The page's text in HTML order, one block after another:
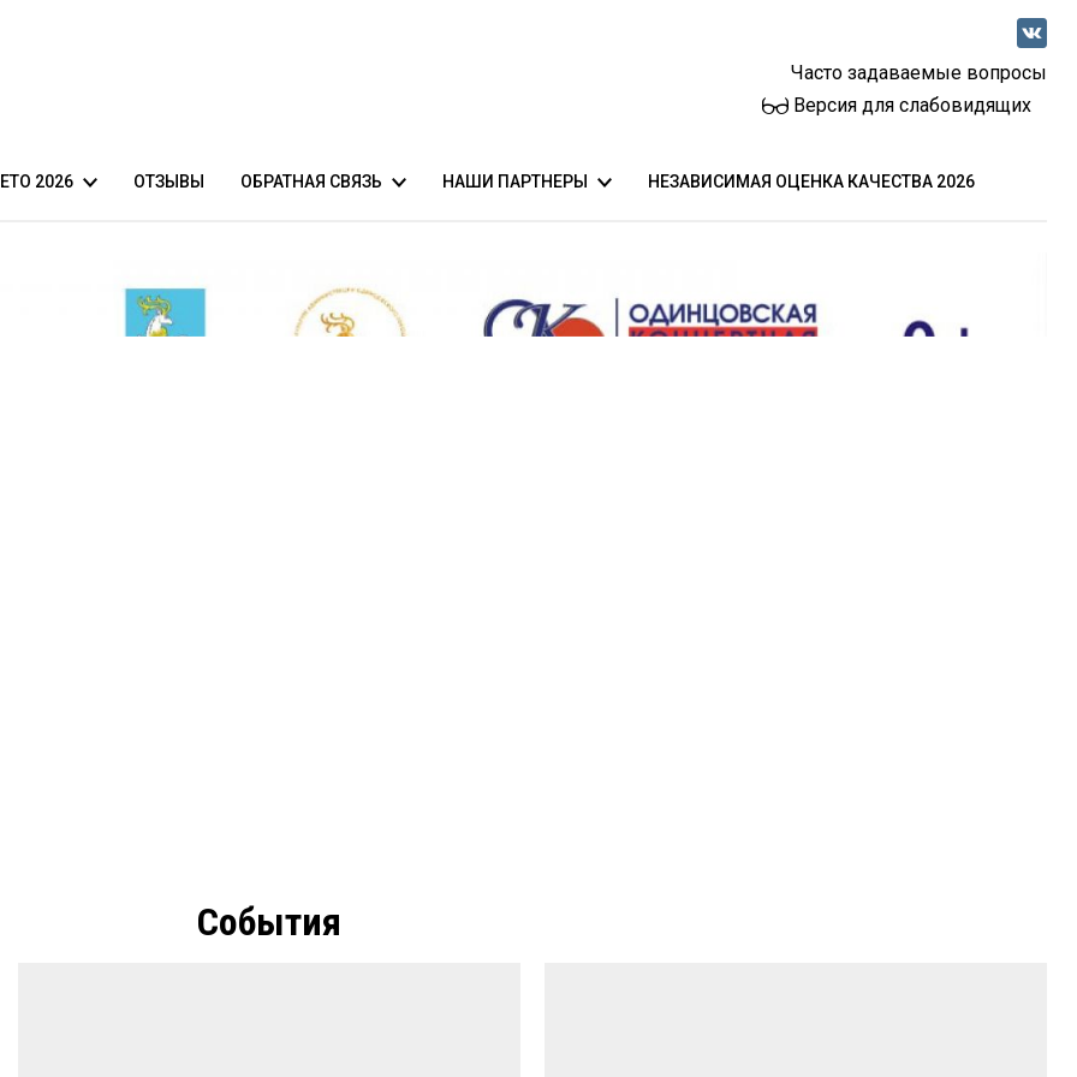
Часто задаваемые вопросы
Версия для слабовидящих
оркестр
2026 ОТЗЫВЫ
ПРЕДЗАПИСЬ на мероприятие
ОБРАТНАЯ СВЯЗЬ НАШИ ПАРТНЕРЫ НЕЗАВИСИМАЯ ОЦЕНКА КАЧЕСТВА 2026
События